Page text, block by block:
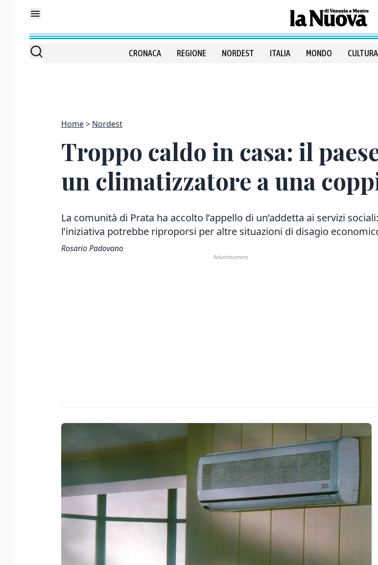
CRONACA REGIONE NORDEST ITALIA MONDO
Home Nordest
Troppo caldo in casa: il
un climatizzatore a una
La comunità di Prata ha accolto l’appello di un’addetta ai servizi sociali:
l’iniziativa potrebbe riproporsi per altre situazioni di disagio
Rosario Padovano